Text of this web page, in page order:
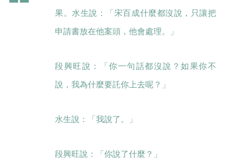
果。水生說：「宋百成什麼都沒說，只讓把
申請書放在他案頭，他會處理。」
段興旺說：「你一句話都沒說？如果你不
說，我為什麼要託你上去呢？」
水生說：「我說了。」
段興旺說：「你說了什麼？」